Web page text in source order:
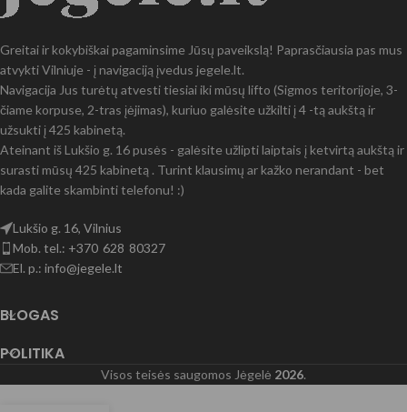
Greitai ir kokybiškai pagaminsime Jūsų paveikslą! Paprasčiausia pas mus
atvykti Vilniuje - į navigaciją įvedus jegele.lt.
Navigacija Jus turėtų atvesti tiesiai iki mūsų lifto (Sigmos teritorijoje, 3-
čiame korpuse, 2-tras įėjimas), kuriuo galėsite užkilti į 4 -tą aukštą ir
užsukti į 425 kabinetą.
Ateinant iš Lukšio g. 16 pusės - galėsite užlipti laiptais į ketvirtą aukštą ir
surasti mūsų 425 kabinetą . Turint klausimų ar kažko nerandant - bet
kada galite skambinti telefonu! :)
Lukšio g. 16, Vilnius
Mob. tel.: +370 628 80327
El. p.: info@jegele.lt
BLOGAS
POLITIKA
Visos teisės saugomos Jėgelė 2026.